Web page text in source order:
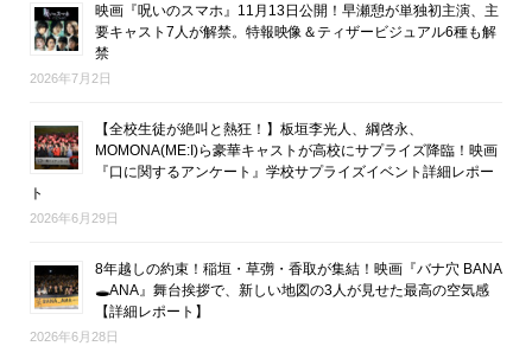
映画『呪いのスマホ』11月13日公開！早瀬憩が単独初主演、主
要キャスト7人が解禁。特報映像＆ティザービジュアル6種も解
禁
2026年7月2日
【全校生徒が絶叫と熱狂！】板垣李光人、綱啓永、
MOMONA(ME:I)ら豪華キャストが高校にサプライズ降臨！映画
『口に関するアンケート』学校サプライズイベント詳細レポー
ト
2026年6月29日
8年越しの約束！稲垣・草彅・香取が集結！映画『バナ穴 BANA
🕳ANA』舞台挨拶で、新しい地図の3人が見せた最高の空気感
【詳細レポート】
2026年6月28日